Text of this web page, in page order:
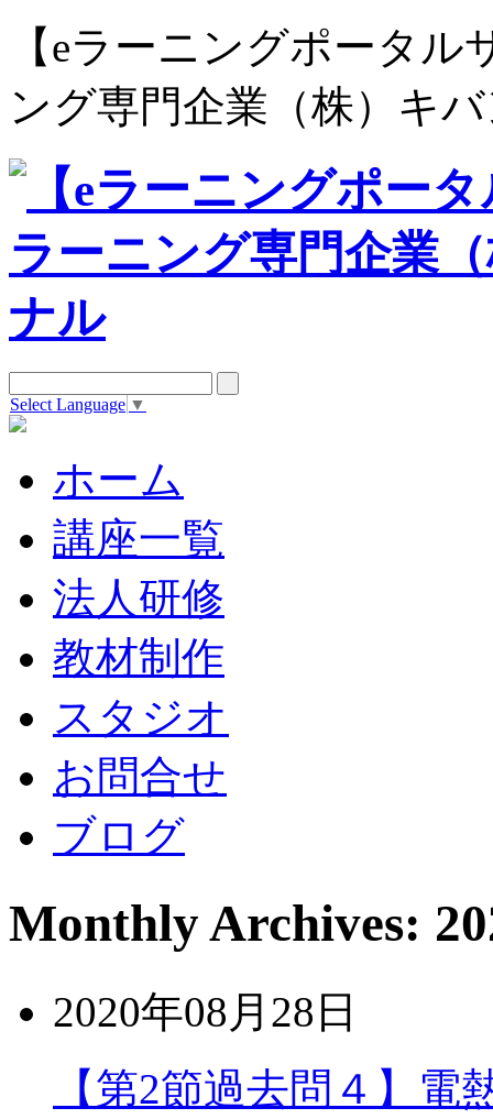
【eラーニングポータル
ング専門企業（株）キ
Select Language ▼
ホーム
講座一覧
法人研修
教材制作
スタジオ
お問合せ
ブログ
Monthly Archives:
2020年08月28日
【第2節過去問４】